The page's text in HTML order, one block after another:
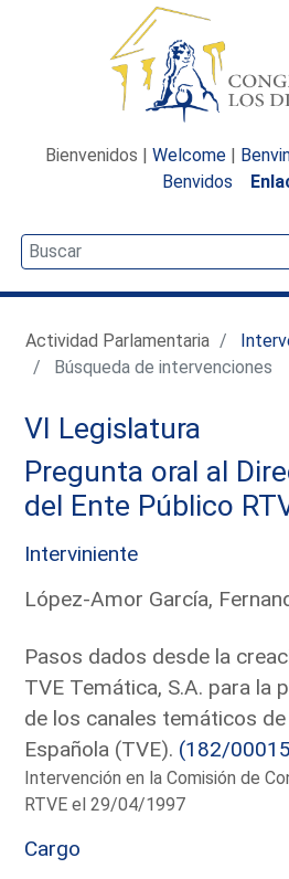
Bienvenidos | Welcome |
Benvidos
Actividad Parlamentaria
Búsqueda de intervenciones
VI Legislatura
Pregunta oral al
del Ente Público
Interviniente
López-Amor García,
Pasos dados desde la
TVE Temática, S.A. para la
de los canales temáticos
Española (TVE). (182/
Intervención en la Comisión de
RTVE el 29/04/1997
Cargo